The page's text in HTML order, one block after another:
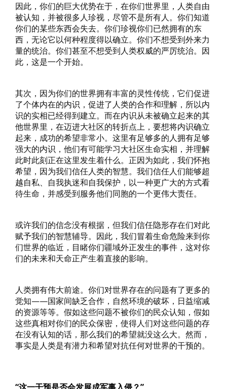
因此，你们的巨大优势在于，在你们世界里，人类自由
被认知，并被很多人珍视，尽管不是所有人。你们知道
你们的某些东西会失去。你们珍视你们已然拥有的东
西，无论它以何种程度得以确立。你们不想受到外来力
量的统治。你们甚至不想受到人类权威的严厉统治。因
此，这是一个开始。
其次，因为你们的世界拥有丰富的灵性传统，它们促进
了个体内在的内识，促进了人类的合作和理解，所以内
识的实相已经得到建立。而在内识从未被确立起来的其
他世界里，在迈进大社区的转折点上，要想将内识确立
起来，成功的希望非常小。这里有足够多的人拥有足够
强大的内识，他们有可能学习大社区生命实相，并理解
此时此刻正在这里发生着什么。正因为如此，我们怀抱
希望，因为我们信任人类的智慧。我们信任人们能够超
越自私、自我执迷和自我保护，以一种更广大的方式看
待生命，并感受到服务他们同胞的一个更伟大责任。
或许我们的信念没有根据，但我们信任隐形存在们对此
赋予我们的智慧辅导。因此，我们冒着生命危险来到你
们世界的临近，目睹你们疆域外正发生的事件，这对你
们的未来和天命正产生着直接的影响。
人类拥有伟大前途。你们对世界存在的问题有了更多的
觉知——国家间缺乏合作，自然环境的破坏，日益缩减
的资源等等。假如这些问题不被你们的民众认知，假如
这些真相对你们的民众保密，使得人们对这些问题的存
在没有认知的话，那么我们的希望就没这么大。然而，
事实是人类是有潜力和希望对抗任何对世界的干预的。